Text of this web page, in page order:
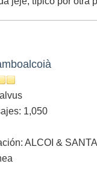
1,050
ALCOI &